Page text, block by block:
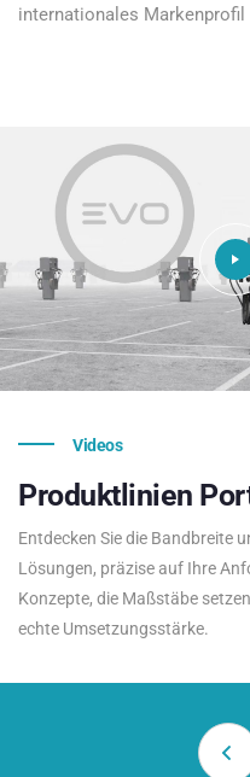
internationales Markenprofil
Videos
Produktlinien
Entdecken Sie die Bandbreite
Lösungen, präzise auf Ihre
Konzepte, die Maßstäbe
echte Umsetzungsstärke.